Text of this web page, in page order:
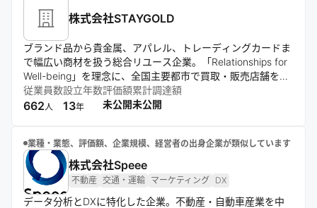
株式会社STAYGOLD
ブランド品から貴金属、アパレル、トレーディングカードま
で幅広い商材を扱う総合リユース企業。「Relationships for
Well-being」を理念に、全国主要都市で買取・販売店舗を展
開。「NEXT REUSE CULTURE」をビジョンに掲げ、モノの
価値と想いを次の所有者へ繋ぐ事業を推進。
従業員数
662 人
設立年数
13年
評価額
未公開
累計調達額
未公開
業種・業態、評価額、企業規模、経営者の出身企業が類似しています
株式会社Speee
不動産 交通・運輸 マーケティング DX
データ分析とDXに特化した企業。不動産・自動車産業を中